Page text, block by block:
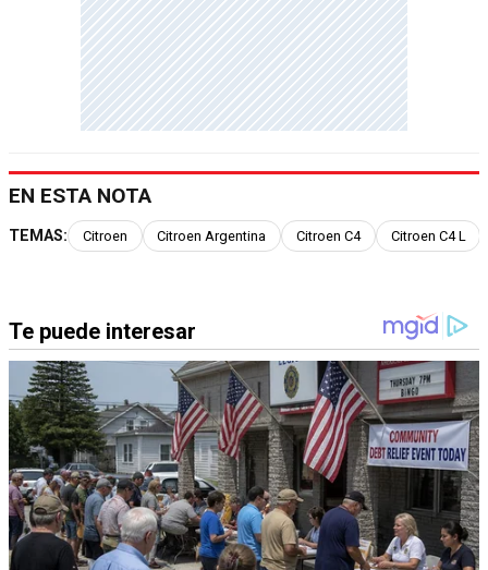
EN ESTA NOTA
TEMAS: Citroen Citroen Argentina Citroen C4 Citroen C4 L